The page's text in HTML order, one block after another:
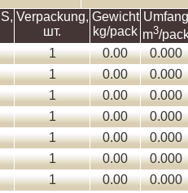
Verpackung,
шт.
Gewicht
kg/pack
Umfang
m3/
1 0.00
0.000
1 0.00
0.000
1 0.00
0.000
1 0.00
0.000
1 0.00
0.000
1 0.00
0.000
1 0.00
0.000